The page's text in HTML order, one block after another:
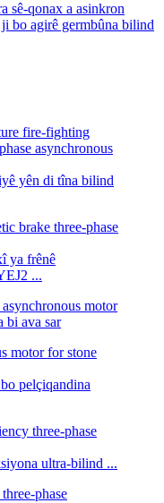
sê-qonax a asinkron
bo agirê germbûna bilind
yên di tîna bilind
ya frênê
...
bi ava sar
pelçiqandina
ultra-bilind ...